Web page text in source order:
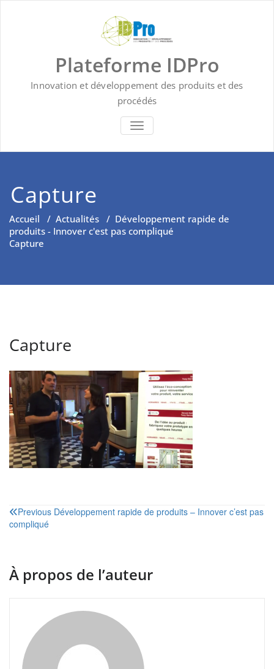
Plateforme IDPro
Innovation et développement des produits et des
procédés
BASCULER LA NAVIGATION
Capture
Accueil / Actualités / Développement rapide de
produits - Innover c'est pas compliqué
Capture
Capture
Navigation
de
Previous Développement rapide de produits – Innover c’est pas
compliqué
À propos de l’auteur